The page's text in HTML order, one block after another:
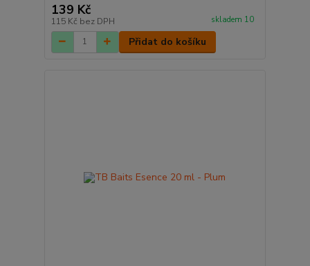
139 Kč
115 Kč bez DPH skladem 10
Přidat do košíku